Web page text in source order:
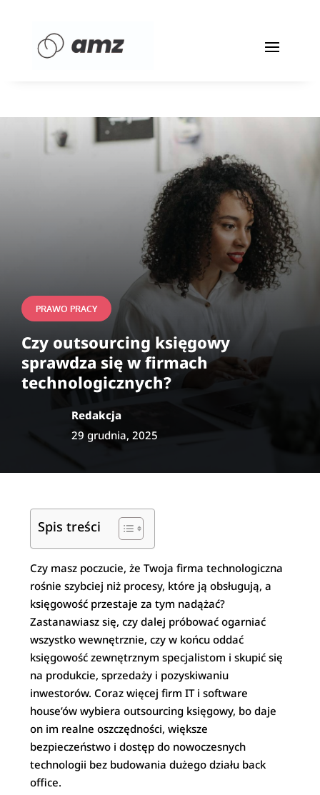
PRAWO PRACY
Czy outsourcing księgowy
sprawdza się w firmach
technologicznych?
Redakcja
29 grudnia, 2025
Spis treści
Czy masz poczucie, że Twoja firma technologiczna
rośnie szybciej niż procesy, które ją obsługują, a
księgowość przestaje za tym nadążać?
Zastanawiasz się, czy dalej próbować ogarniać
wszystko wewnętrznie, czy w końcu oddać
księgowość zewnętrznym specjalistom i skupić się
na produkcie, sprzedaży i pozyskiwaniu
inwestorów. Coraz więcej firm IT i software
house’ów wybiera outsourcing księgowy, bo daje
on im realne oszczędności, większe
bezpieczeństwo i dostęp do nowoczesnych
technologii bez budowania dużego działu back
office.​